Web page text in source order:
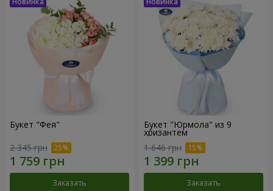
Букет "Фея"
2 345 грн
Заказать
Букет "Юрмола" из 9
хризантем
1 646 грн
Заказать